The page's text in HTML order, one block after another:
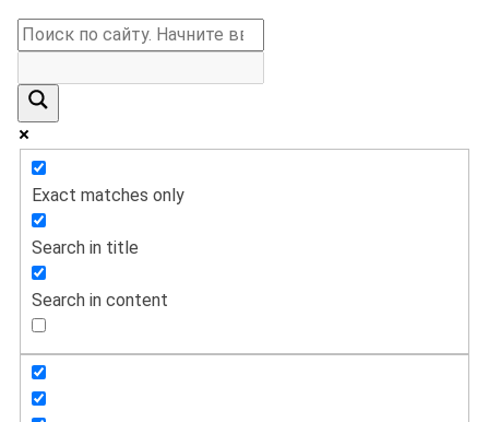
Exact matches only
Search in title
Search in content